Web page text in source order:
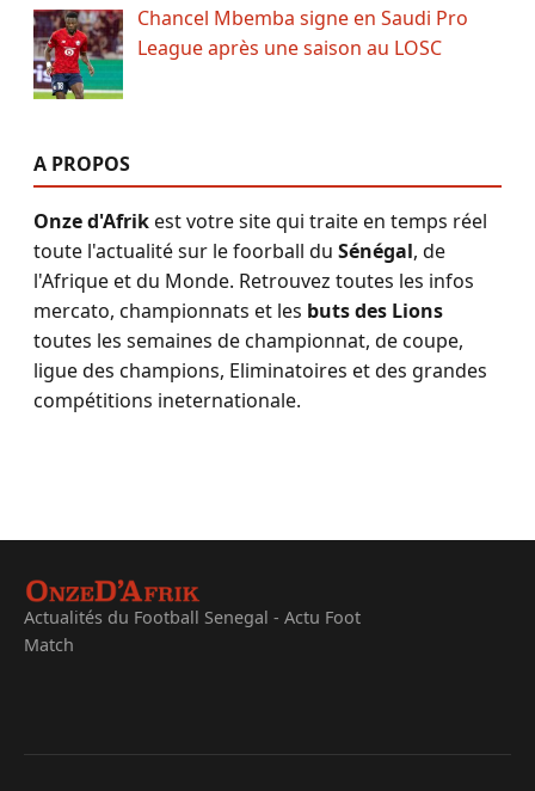
Chancel Mbemba signe en Saudi Pro
League après une saison au LOSC
A PROPOS
Onze d'Afrikest votre site qui traite en temps réel
toute l'actualité sur le foorball du Sénégal, de
l'Afrique et du Monde. Retrouvez toutes les infos
mercato, championnats et les buts des Lions
toutes les semaines de championnat, de coupe,
ligue des champions, Eliminatoires et des grandes
compétitions ineternationale.
Actualités du Football Senegal - Actu Foot
Match